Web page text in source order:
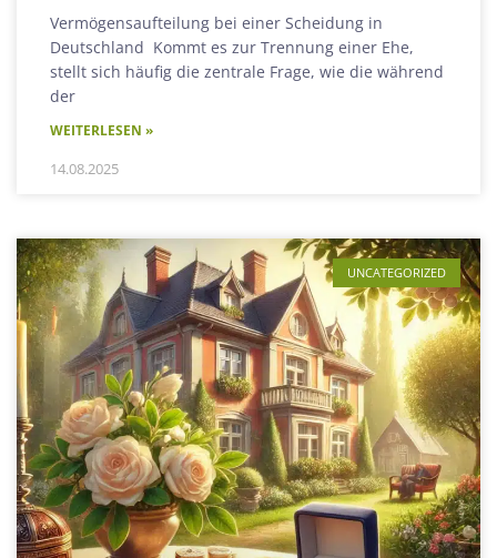
Vermögensaufteilung bei einer Scheidung in
Deutschland Kommt es zur Trennung einer Ehe,
stellt sich häufig die zentrale Frage, wie die während
der
WEITERLESEN »
14.08.2025
UNCATEGORIZED